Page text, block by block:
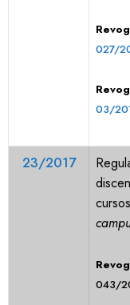
027/
03/
23/2017
043/